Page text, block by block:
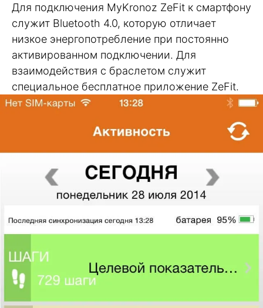
Для подключения MyKronoz ZeFit к смартфону
служит Bluetooth 4.0, которую отличает
низкое энергопотребление при постоянно
активированном подключении. Для
взаимодействия с браслетом служит
специальное бесплатное приложение ZeFit.